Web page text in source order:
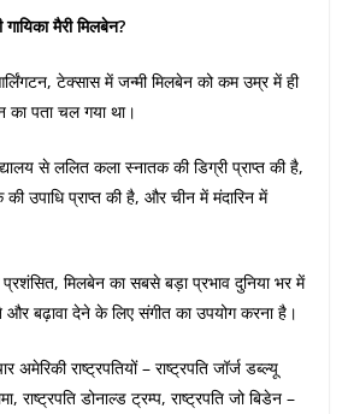
मैरी मिलबेन?
टेक्सास में जन्मी मिलबेन को कम उम्र में ही
पता चल गया था।
से ललित कला स्नातक की डिग्री प्राप्त की है,
की उपाधि प्राप्त की है, और चीन में मंदारिन में
मिलबेन का सबसे बड़ा प्रभाव दुनिया भर में
बढ़ावा देने के लिए संगीत का उपयोग करना है।
अमेरिकी राष्ट्रपतियों – राष्ट्रपति जॉर्ज डब्ल्यू
राष्ट्रपति डोनाल्ड ट्रम्प, राष्ट्रपति जो बिडेन –